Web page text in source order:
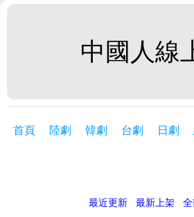
中國人線
首頁 陸劇 韓劇 台劇 日劇
最近更新 最新上架 全